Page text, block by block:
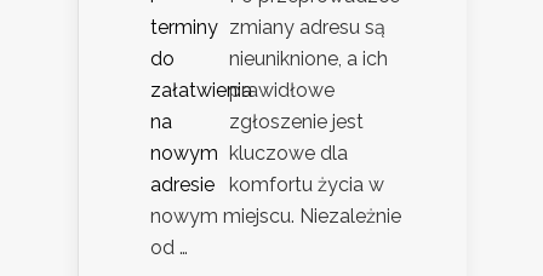
zmiany adresu są
nieuniknione, a ich
prawidłowe
zgłoszenie jest
kluczowe dla
komfortu życia w
nowym miejscu. Niezależnie
od …